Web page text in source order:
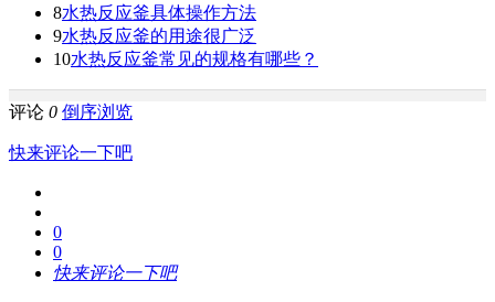
8水热反应釜具体操作方法
9水热反应釜的用途很广泛
10水热反应釜常见的规格有哪些？
评论 0 倒序浏览
快来评论一下吧
0
0
快来评论一下吧